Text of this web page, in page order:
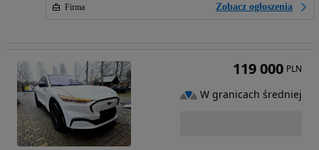
Firma Zobacz ogłoszenia
119 000 PLN
W granicach średniej